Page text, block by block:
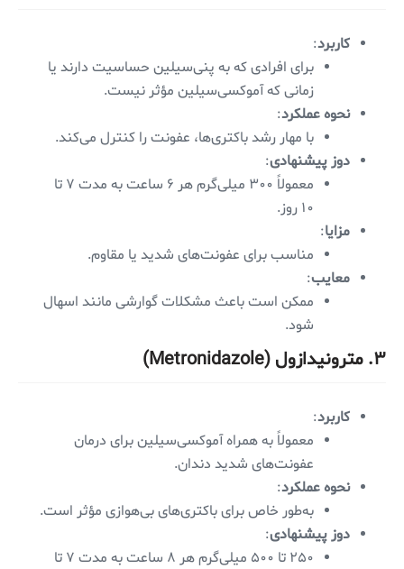
کاربرد:
برای افرادی که به پنی‌سیلین حساسیت دارند یا
زمانی که آموکسی‌سیلین مؤثر نیست.
نحوه عملکرد:
با مهار رشد باکتری‌ها، عفونت را کنترل می‌کند.
دوز پیشنهادی:
معمولاً ۳۰۰ میلی‌گرم هر ۶ ساعت به مدت ۷ تا
۱۰ روز.
مزایا:
مناسب برای عفونت‌های شدید یا مقاوم.
معایب:
ممکن است باعث مشکلات گوارشی مانند اسهال
شود.
۳. مترونیدازول (Metronidazole)
کاربرد:
معمولاً به همراه آموکسی‌سیلین برای درمان
عفونت‌های شدید دندان.
نحوه عملکرد:
به‌طور خاص برای باکتری‌های بی‌هوازی مؤثر است.
دوز پیشنهادی:
۲۵۰ تا ۵۰۰ میلی‌گرم هر ۸ ساعت به مدت ۷ تا